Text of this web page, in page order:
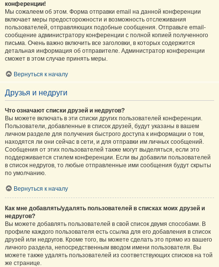
конференции!
Мы сожалеем об этом. Форма отправки email на данной конференции
включает меры предосторожности и возможность отслеживания
пользователей, отправляющих подобные сообщения. Отправьте email-
сообщение администратору конференции с полной копией полученного
письма. Очень важно включить все заголовки, в которых содержится
детальная информация об отправителе. Администратор конференции
сможет в этом случае принять меры.
Вернуться к началу
Друзья и недруги
Что означают списки друзей и недругов?
Вы можете включать в эти списки других пользователей конференции.
Пользователи, добавленные в список друзей, будут указаны в вашем
личном разделе для получения быстрого доступа к информации о том,
находятся ли они сейчас в сети, и для отправки им личных сообщений.
Сообщения от этих пользователей также могут выделяться, если это
поддерживается стилем конференции. Если вы добавили пользователей
в список недругов, то любые отправленные ими сообщения будут скрыты
по умолчанию.
Вернуться к началу
Как мне добавлять/удалять пользователей в списках моих друзей и
недругов?
Вы можете добавлять пользователей в свой список двумя способами. В
профиле каждого пользователя есть ссылка для его добавления в список
друзей или недругов. Кроме того, вы можете сделать это прямо из вашего
личного раздела, непосредственным вводом имени пользователя. Вы
можете также удалять пользователей из соответствующих списков на той
же странице.